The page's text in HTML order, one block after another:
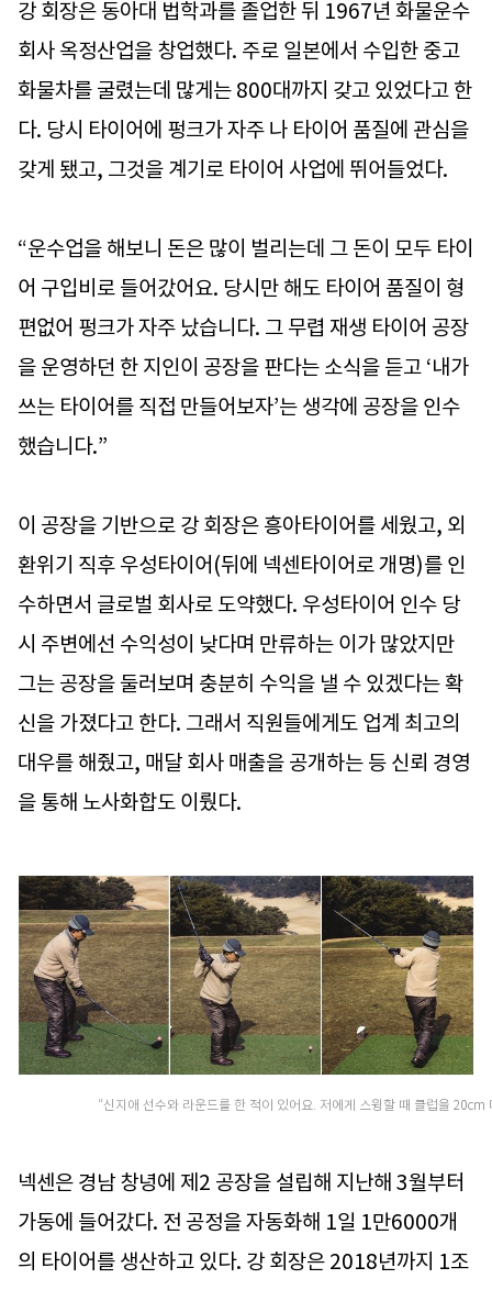
강 회장은 동아대 법학과를 졸업한 뒤 1967년 화물운수
회사 옥정산업을 창업했다. 주로 일본에서 수입한 중고
화물차를 굴렸는데 많게는 800대까지 갖고 있었다고 한
다. 당시 타이어에 펑크가 자주 나 타이어 품질에 관심을
갖게 됐고, 그것을 계기로 타이어 사업에 뛰어들었다.
“운수업을 해보니 돈은 많이 벌리는데 그 돈이 모두 타이
어 구입비로 들어갔어요. 당시만 해도 타이어 품질이 형
편없어 펑크가 자주 났습니다. 그 무렵 재생 타이어 공장
을 운영하던 한 지인이 공장을 판다는 소식을 듣고 ‘내가
쓰는 타이어를 직접 만들어보자’는 생각에 공장을 인수
했습니다.”
이 공장을 기반으로 강 회장은 흥아타이어를 세웠고, 외
환위기 직후 우성타이어(뒤에 넥센타이어로 개명)를 인
수하면서 글로벌 회사로 도약했다. 우성타이어 인수 당
시 주변에선 수익성이 낮다며 만류하는 이가 많았지만
그는 공장을 둘러보며 충분히 수익을 낼 수 있겠다는 확
신을 가졌다고 한다. 그래서 직원들에게도 업계 최고의
대우를 해줬고, 매달 회사 매출을 공개하는 등 신뢰 경영
을 통해 노사화합도 이뤘다.
“신지애 선수와 라운드를 한 적이 있어요. 저에게 스윙할 때 클럽을 20cm
넥센은 경남 창녕에 제2 공장을 설립해 지난해 3월부터
가동에 들어갔다. 전 공정을 자동화해 1일 1만6000개
의 타이어를 생산하고 있다. 강 회장은 2018년까지 1조